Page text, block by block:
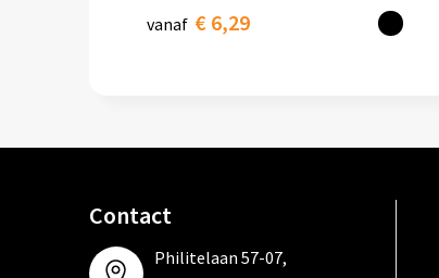
vanaf € 6,29
Contact
Philitelaan 57-07,